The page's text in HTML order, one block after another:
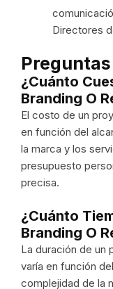
Directores
¿Cuánto
Branding O
El costo de un
en función del
la marca y los
presupuesto
precisa.
¿Cuánto
Branding O
La duración de un
varía en función
complejidad de la